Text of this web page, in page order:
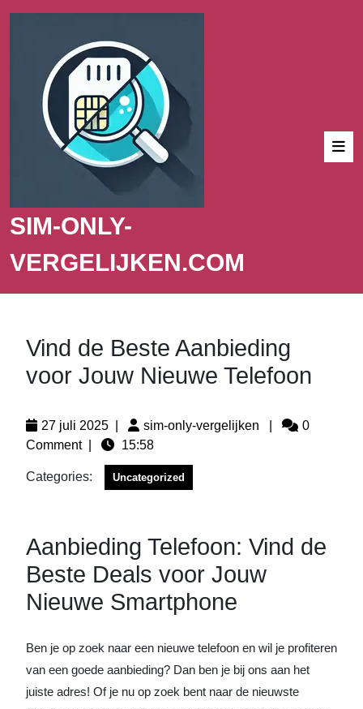
SIM-ONLY-
VERGELIJKEN.COM
Vind de Beste Aanbieding
voor Jouw Nieuwe Telefoon
27 juli 2025 sim-only-vergelijken
0
Comment
15:58
Categories: Uncategorized
Aanbieding Telefoon: Vind de
Beste Deals voor Jouw
Nieuwe Smartphone
Ben je op zoek naar een nieuwe telefoon en wil je profiteren
van een goede aanbieding? Dan ben je bij ons aan het
juiste adres! Of je nu op zoek bent naar de nieuwste